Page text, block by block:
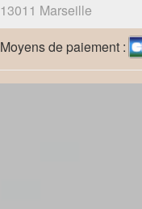
13011 Marseille
Moyens de paiement :